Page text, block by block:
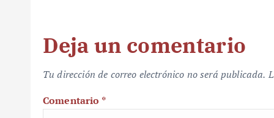
Deja un comentario
Tu dirección de correo electrónico no será publicada.
Comentario *